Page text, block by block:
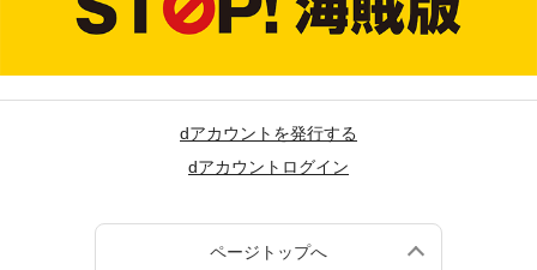
dアカウントを発行する
dアカウントログイン
ページトップへ